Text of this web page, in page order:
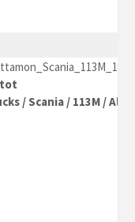
/Scania / 113M /